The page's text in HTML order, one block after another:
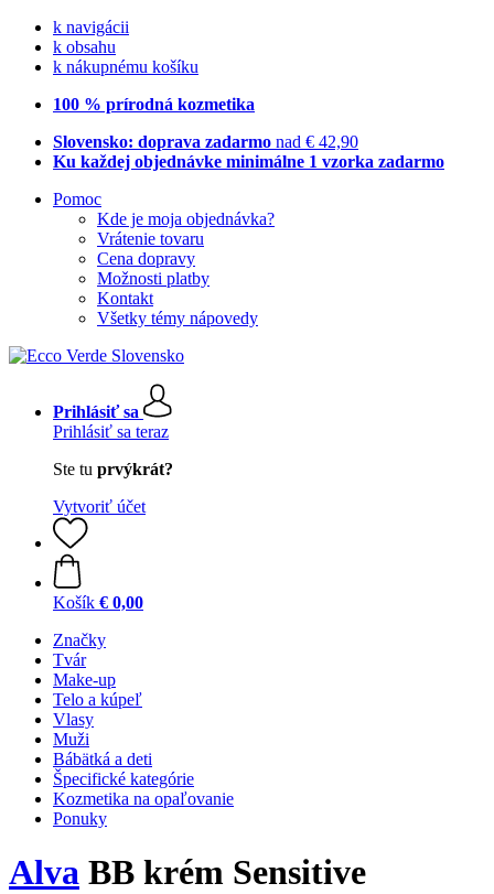
k navigácii
k obsahu
k nákupnému košíku
100 % prírodná kozmetika
Slovensko: doprava zadarmo nad € 42,90
Ku každej objednávke minimálne 1 vzorka zadarmo
Pomoc
Kde je moja objednávka?
Vrátenie tovaru
Cena dopravy
Možnosti platby
Kontakt
Všetky témy nápovedy
Prihlásiť sa
Prihlásiť sa teraz
Ste tu prvýkrát?
Vytvoriť účet
Košík € 0,00
Značky
Tvár
Make-up
Telo a kúpeľ
Vlasy
Muži
Bábätká a deti
Špecifické kategórie
Kozmetika na opaľovanie
Ponuky
Alva BB krém Sensitive